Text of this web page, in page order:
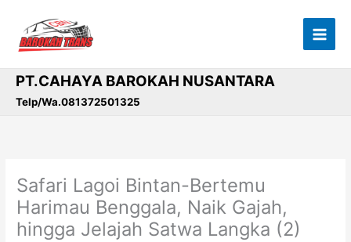
konten
PT.CAHAYA BAROKAH NUSANTARA
Telp/Wa.081372501325
Safari Lagoi Bintan-Bertemu
Harimau Benggala, Naik Gajah,
hingga Jelajah Satwa Langka (2)